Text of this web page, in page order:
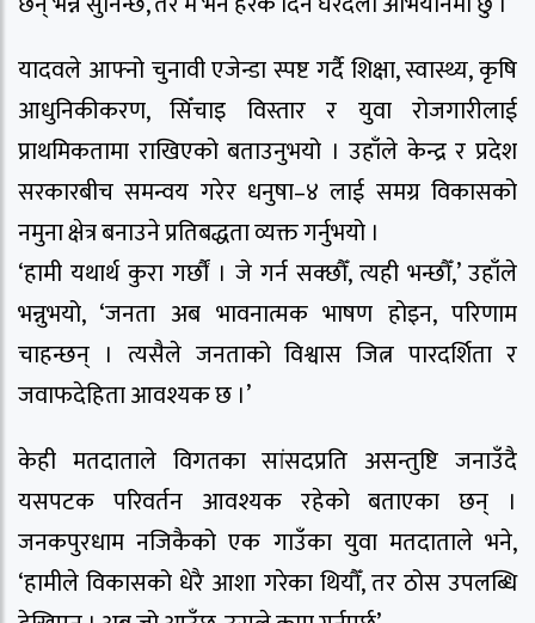
यादवले आफ्नो चुनावी एजेन्डा स्पष्ट गर्दै शिक्षा, स्वास्थ्य, कृषि
आधुनिकीकरण, सिँचाइ विस्तार र युवा रोजगारीलाई
प्राथमिकतामा राखिएको बताउनुभयो । उहाँले केन्द्र र प्रदेश
सरकारबीच समन्वय गरेर धनुषा–४ लाई समग्र विकासको
नमुना क्षेत्र बनाउने प्रतिबद्धता व्यक्त गर्नुभयो ।
‘हामी यथार्थ कुरा गर्छौं । जे गर्न सक्छौँ, त्यही भन्छौँ,’ उहाँले
भन्नुभयो, ‘जनता अब भावनात्मक भाषण होइन, परिणाम
चाहन्छन् । त्यसैले जनताको विश्वास जित्न पारदर्शिता र
जवाफदेहिता आवश्यक छ ।’
केही मतदाताले विगतका सांसदप्रति असन्तुष्टि जनाउँदै
यसपटक परिवर्तन आवश्यक रहेको बताएका छन् ।
जनकपुरधाम नजिकैको एक गाउँका युवा मतदाताले भने,
‘हामीले विकासको धेरै आशा गरेका थियौँ, तर ठोस उपलब्धि